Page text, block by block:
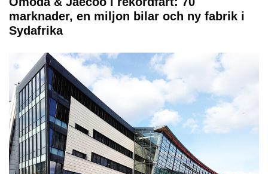
marknader, en miljon bilar och ny fabrik i
Sydafrika